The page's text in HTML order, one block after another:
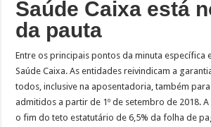
Saúde Caixa está
da pauta
Entre os principais pontos da minuta específica
Saúde Caixa. As entidades reivindicam a
todos, inclusive na aposentadoria, também
admitidos a partir de 1º de setembro de 2018.
o fim do teto estatutário de 6,5% da folha de